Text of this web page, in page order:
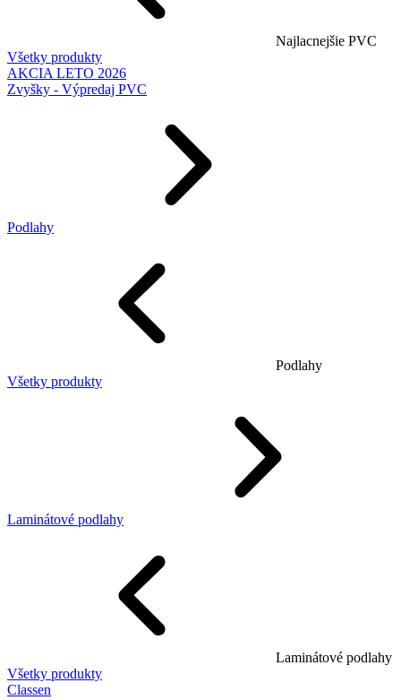
Najlacnejšie PVC
Všetky produkty
AKCIA LETO 2026
Zvyšky - Výpredaj PVC
Podlahy
Podlahy
Všetky produkty
Laminátové podlahy
Laminátové podlahy
Všetky produkty
Classen